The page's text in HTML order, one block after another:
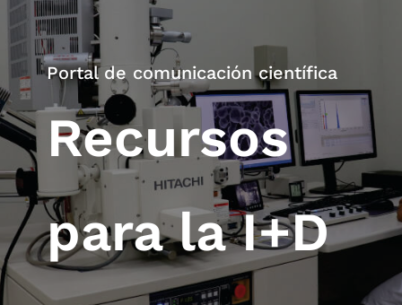
Portal de comunicación científica
Recursos
para la I+D